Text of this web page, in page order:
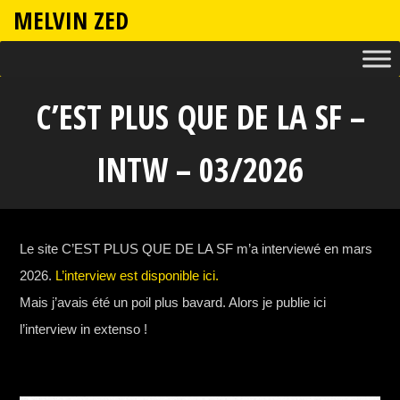
MELVIN ZED
C’EST PLUS QUE DE LA SF –
INTW – 03/2026
Le site C’EST PLUS QUE DE LA SF m’a interviewé en mars
2026. L’interview est disponible ici.
Mais j’avais été un poil plus bavard. Alors je publie ici
l’interview in extenso !